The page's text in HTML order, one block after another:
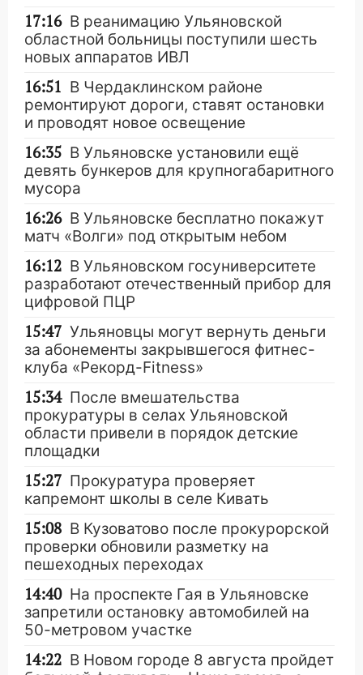
17:16 В реанимацию Ульяновской
областной больницы поступили шесть
новых аппаратов ИВЛ
16:51 В Чердаклинском районе
ремонтируют дороги, ставят остановки
и проводят новое освещение
16:35 В Ульяновске установили ещё
девять бункеров для крупногабаритного
мусора
16:26 В Ульяновске бесплатно покажут
матч «Волги» под открытым небом
16:12 В Ульяновском госуниверситете
разработают отечественный прибор для
цифровой ПЦР
15:47 Ульяновцы могут вернуть деньги
за абонементы закрывшегося фитнес-
клуба «Рекорд-Fitness»
15:34 После вмешательства
прокуратуры в селах Ульяновской
области привели в порядок детские
площадки
15:27 Прокуратура проверяет
капремонт школы в селе Кивать
15:08 В Кузоватово после прокурорской
проверки обновили разметку на
пешеходных переходах
14:40 На проспекте Гая в Ульяновске
запретили остановку автомобилей на
50-метровом участке
14:22 В Новом городе 8 августа пройдет